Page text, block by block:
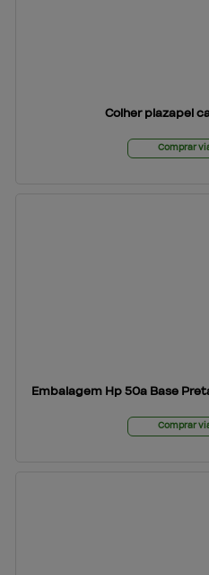
Colher plazapel
Comprar
Embalagem Hp 50a Base
Comprar